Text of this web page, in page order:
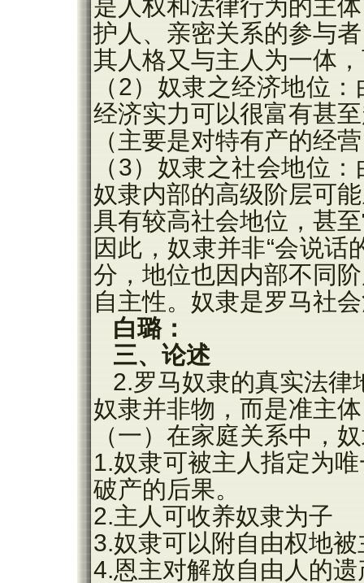
是人权和法律行为的主
护人、亲密关系的参与
其人格又与主人为一体
（2）奴隶之经济地位
经济实力可以很富有甚
（主要是对特有产的经
（3）奴隶之社会地位
奴隶内部的高级阶层可
具有较高社会地位，甚
因此，奴隶并非“会说话
分，地位也因内部不同
自主性。奴隶是罗马社
白璐：
三、论述
2.罗马奴隶的真实法律
奴隶并非物，而是准主
（一）在家庭关系中，
1.奴隶可被主人指定为
破产的后果。
2.主人可收养奴隶为子
3.奴隶可以附自由权地
4.恩主对解放自由人的